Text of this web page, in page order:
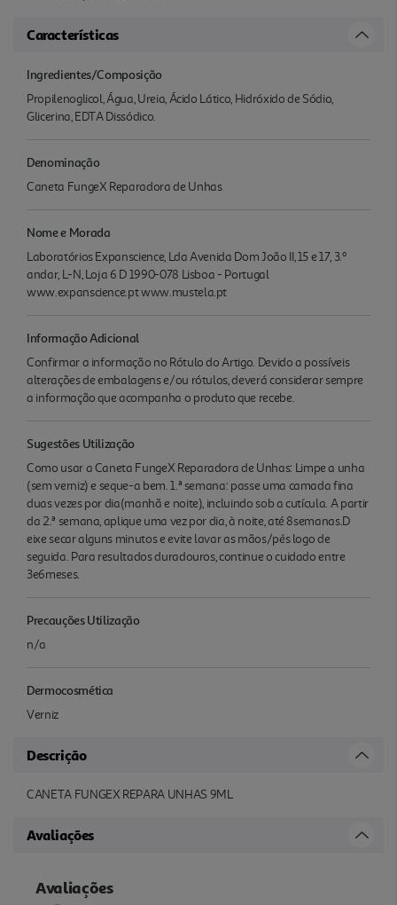
Características
Ingredientes/Composição
Propilenoglicol, Água, Ureia, Ácido Lático, Hidróxido de Sódio,
Glicerina, EDTA Dissódico.
Denominação
Caneta FungeX Reparadora de Unhas
Nome e Morada
Laboratórios Expanscience, Lda Avenida Dom João II, 15 e 17, 3.º
andar, L-N, Loja 6 D 1990-078 Lisboa - Portugal
www.expanscience.pt www.mustela.pt
Informação Adicional
Confirmar a informação no Rótulo do Artigo. Devido a possíveis
alterações de embalagens e/ou rótulos, deverá considerar sempre
a informação que acompanha o produto que recebe.
Sugestões Utilização
Como usar a Caneta FungeX Reparadora de Unhas: Limpe a unha
(sem verniz) e seque-a bem. 1.ª semana: passe uma camada fina
duas vezes por dia(manhã e noite), incluindo sob a cutícula. A partir
da 2.ª semana, aplique uma vez por dia, à noite, até 8semanas.D
eixe secar alguns minutos e evite lavar as mãos/pés logo de
seguida. Para resultados duradouros, continue o cuidado entre
3e6meses.
Precauções Utilização
n/a
Dermocosmética
Verniz
Descrição
CANETA FUNGEX REPARA UNHAS 9ML
Avaliações